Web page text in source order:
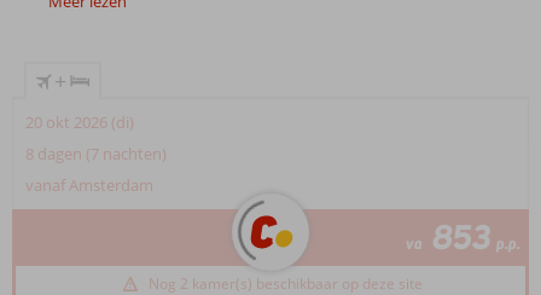
+
20 okt 2026 (di)
8 dagen (7 nachten)
vanaf Amsterdam
va 853 p.p.
Nog 2 kamer(s) beschikbaar op deze site